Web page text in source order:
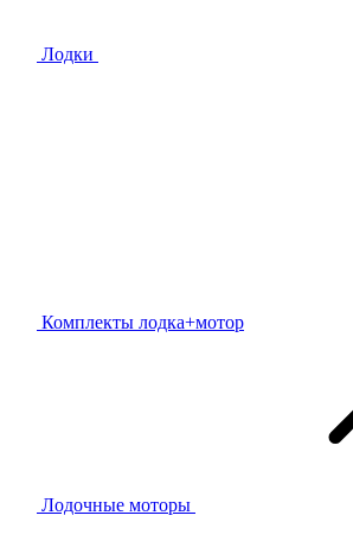
Лодки
Комплекты лодка+мотор
Лодочные моторы